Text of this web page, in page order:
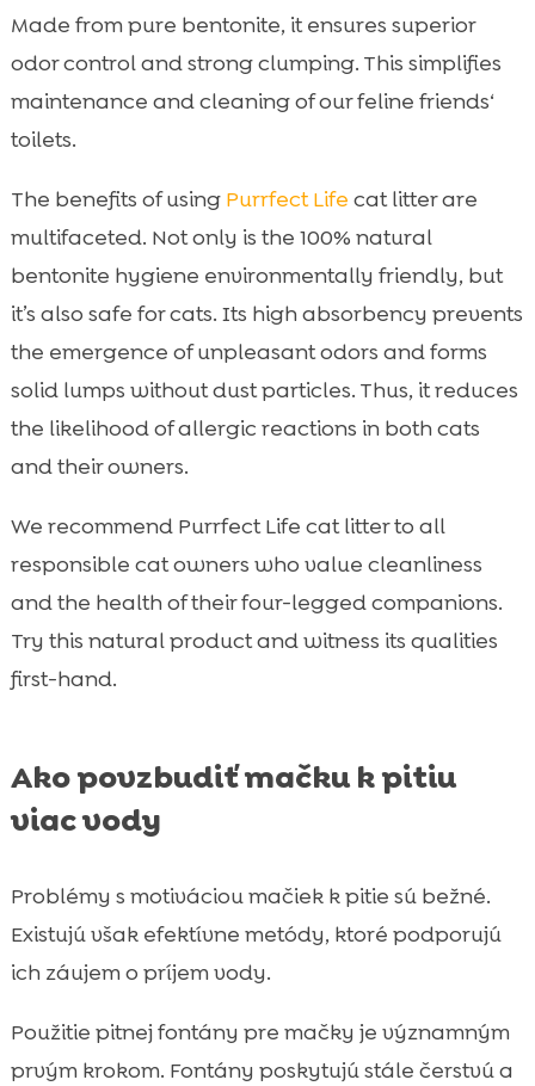
Made from pure bentonite, it ensures superior
odor control and strong clumping. This simplifies
maintenance and cleaning of our feline friends‘
toilets.
The benefits of using Purrfect Life cat litter are
multifaceted. Not only is the 100% natural
bentonite hygiene environmentally friendly, but
it’s also safe for cats. Its high absorbency prevents
the emergence of unpleasant odors and forms
solid lumps without dust particles. Thus, it reduces
the likelihood of allergic reactions in both cats
and their owners.
We recommend Purrfect Life cat litter to all
responsible cat owners who value cleanliness
and the health of their four-legged companions.
Try this natural product and witness its qualities
first-hand.
Ako povzbudiť mačku k pitiu
viac vody
Problémy s motiváciou mačiek k pitie sú bežné.
Existujú však efektívne metódy, ktoré podporujú
ich záujem o príjem vody.
Použitie pitnej fontány pre mačky je významným
prvým krokom. Fontány poskytujú stále čerstvú a